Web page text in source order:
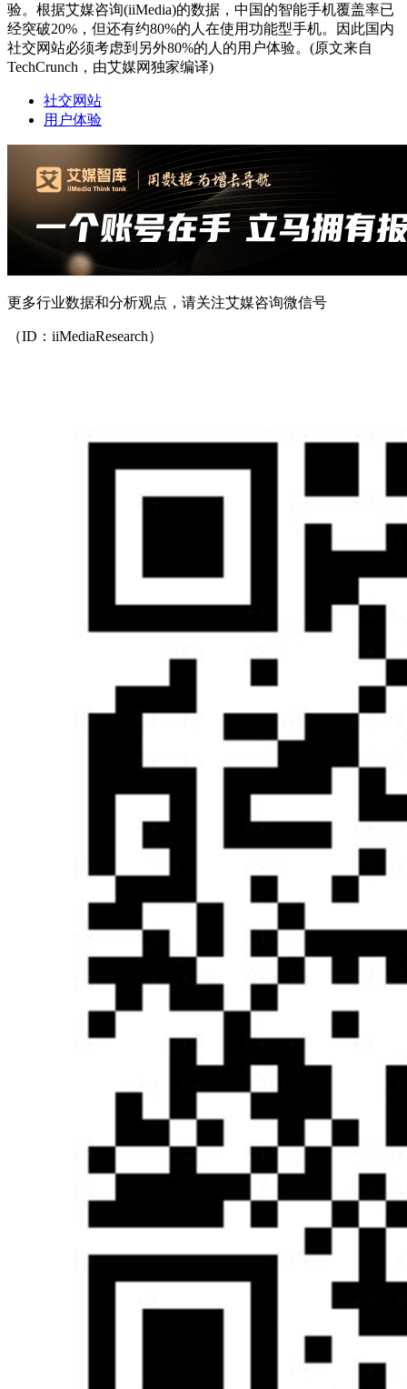
验。根据艾媒咨询(iiMedia)的数据，中国的智能手机覆盖率已
经突破20%，但还有约80%的人在使用功能型手机。因此国内
社交网站必须考虑到另外80%的人的用户体验。(原文来自
TechCrunch，由艾媒网独家编译)
社交网站
用户体验
更多行业数据和分析观点，请关注艾媒咨询微信号
（ID：iiMediaResearch）